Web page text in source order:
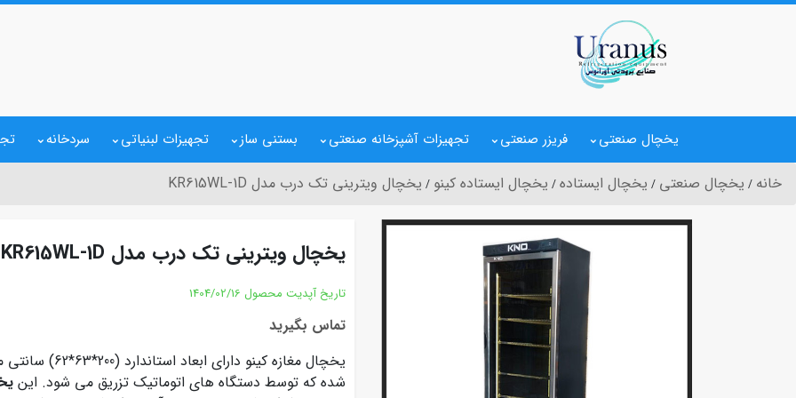
یخچال صنعتی فریزر صنعتی تجهیزات آشپزخانه صنعتی بستنی ساز تجهیزات لبنیاتی سردخانه
خانه یخچال صنعتی یخچال ایستاده یخچال ایستاده کینو یخچال ویترینی تک درب مدل KR615WL-1D
یخچال ویترینی تک درب مدل KR615WL-1D
تاریخ آپدیت محصول 1404/02/16
تماس بگیرید
یخچال مغازه
شده که توسط دستگاه های اتوماتیک تزریق می شود. این